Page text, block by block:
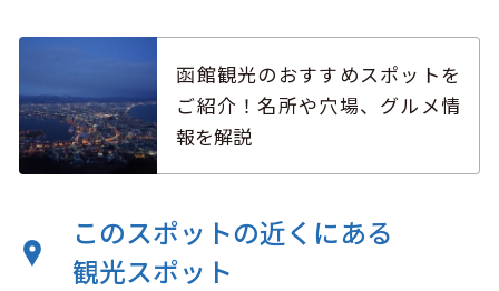
函館観光のおすすめスポットを
ご紹介！名所や穴場、グルメ情
報を解説
このスポットの近くにある
観光スポット